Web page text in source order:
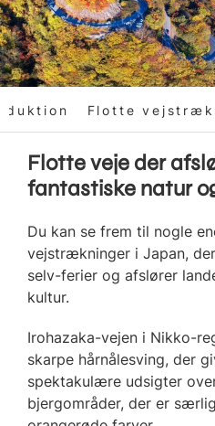
Flotte
Flotte veje der
fantastiske natur
Du kan se frem til nogle
vejstrækninger i Japan,
selv-ferier og afslører
kultur.
Irohazaka-vejen i Nikko-
skarpe hårnålesving, der
spektakulære udsigter
bjergområder, der er